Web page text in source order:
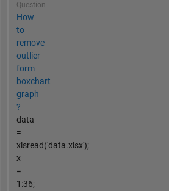
Question
How
to
remove
outlier
form
boxchart
graph
?
data
=
xlsread('data.xlsx');
x
=
1:36;